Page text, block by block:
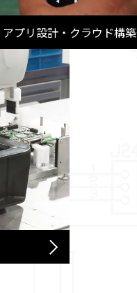
アプリ設計・クラウド構築